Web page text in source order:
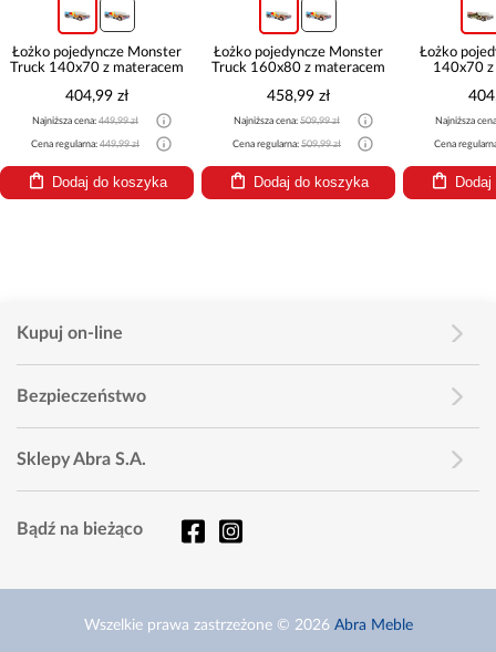
Łożko pojedyncze Monster
Truck 140x70 z materacem
404,99 zł
Najniższa cena: 449,99 zł
Cena regularna: 449,99 zł
Dodaj do koszyka
Łożko pojedyncze Monster
Truck 160x80 z materacem
458,99 zł
Najniższa cena: 509,99 zł
Cena regularna: 509,99 zł
Dodaj do koszyka
Łożko
140x70 z
Najniższa
Cena
Kupuj on-line
Bezpieczeństwo
Sklepy Abra S.A.
Bądź na bieżąco
Wszelkie prawa zastrzeżone © 2026 Abra Meble